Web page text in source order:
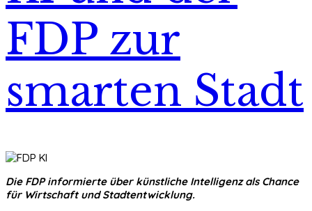
FDP zur
smarten Stadt
Die FDP informierte über künstliche Intelligenz als Chance
für Wirtschaft und Stadtentwicklung.